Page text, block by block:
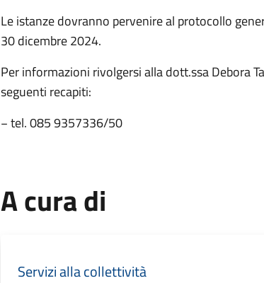
Le istanze dovranno pervenire al protocollo
30 dicembre 2024.
Per informazioni rivolgersi alla dott.ssa Debora
seguenti recapiti:
− tel. 085 9357336/50
A cura di
Servizi alla collettività